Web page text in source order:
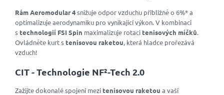
Rám Aeromodular 4snižuje odpor vzduchu přibližně o 6%* a
optimalizuje aerodynamiku pro vynikající výkon. V kombinaci
stechnologií FSI Spin maximalizuje rotacitenisových míčků.
Ovládněte kurt stenisovou raketou, která hladce prořezává
vzduch!
CIT - Technologie NF²-Tech 2.0
Zažijte dokonalé spojení mezitenisovou raketou a vaší